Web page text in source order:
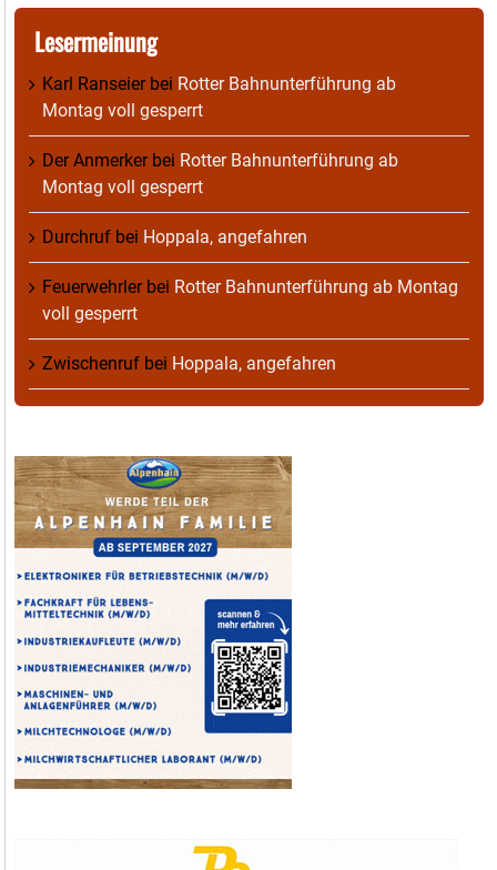
Lesermeinung
Karl Ranseierbei Rotter Bahnunterführung ab
Montag voll gesperrt
Der Anmerkerbei Rotter Bahnunterführung ab
Montag voll gesperrt
Durchruf bei Hoppala, angefahren
Feuerwehrlerbei Rotter Bahnunterführung ab Montag
voll gesperrt
Zwischenruf bei Hoppala, angefahren